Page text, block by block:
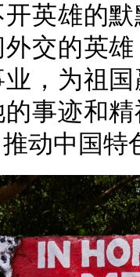
英雄的
交的英
，为祖
事迹和
动中国